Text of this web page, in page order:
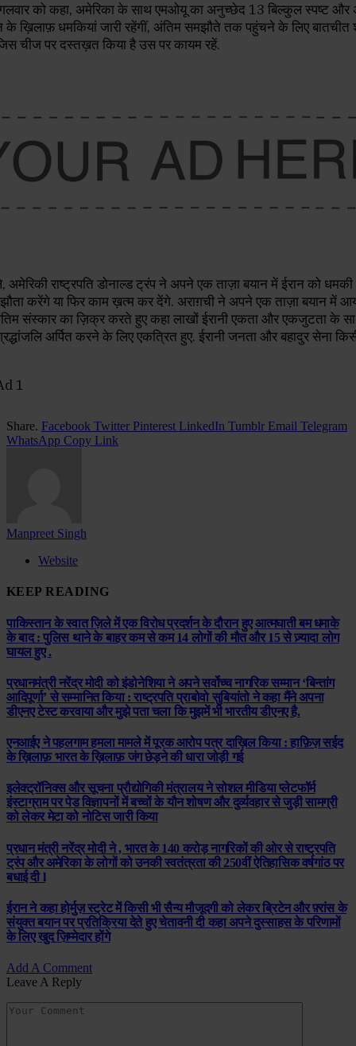
को कहा, अमेरिका के साथ एमओयू का अनुच्छेद 13 बिल्कुल स्पष्ट और
ख़िलाफ़ धमकियां जारी रहेंगीं, अंतिम समझौते तक पहुंचने के लिए बातचीत
चीज पर दस्तख़त किया है उस पर कायम रहें.
राष्ट्रपति डोनाल्ड ट्रंप ने अपने एक ताज़ा बयान में ईरान को
करेंगे या फिर काम ख़त्म कर देंगे. अराग़ची ने अपने एक ताज़ा बयान में
संस्कार का ज़िक्र करते हुए कहा लाखों ईरानी एकता और एकजुटता के
अर्पित करने के लिए एकत्रित हुए. ईरानी जनता और बहादुर सेना
Share. Facebook Twitter Pinterest LinkedIn Tumblr Email Telegram
WhatsApp Copy Link
Manpreet Singh
Website
KEEP READING
पाकिस्तान के स्वात ज़िले में एक विरोध प्रदर्शन के दौरान हुए आत्मघाती बम धमाके
के बाद : पुलिस थाने के बाहर कम से कम 14 लोगों की मौत और 15 से ज़्यादा लोग
घायल हुए .
प्रधानमंत्री नरेंद्र मोदी को इंडोनेशिया ने अपने सर्वोच्च नागरिक सम्मान ‘बिन्तांग
आदिपूर्णा’ से सम्मानित किया : राष्ट्रपति प्राबोवो सुबियांतो ने कहा मैंने अपना
डीएनए टेस्ट करवाया और मुझे पता चला कि मुझमें भी भारतीय डीएनए है.
एनआईए ने पहलगाम हमला मामले में पूरक आरोप पत्र दाख़िल किया : हाफ़िज़ सईद
के ख़िलाफ़ भारत के ख़िलाफ़ जंग छेड़ने की धारा जोड़ी गई
इलेक्ट्रॉनिक्स और सूचना प्रौद्योगिकी मंत्रालय ने सोशल मीडिया प्लेटफॉर्म
इंस्टाग्राम पर पेड विज्ञापनों में बच्चों के यौन शोषण और दुर्व्यवहार से जुड़ी सामग्री
को लेकर मेटा को नोटिस जारी किया
प्रधान मंत्री नरेंद्र मोदी ने , भारत के 140 करोड़ नागरिकों की ओर से राष्ट्रपति
ट्रंप और अमेरिका के लोगों को उनकी स्वतंत्रता की 250वीं ऐतिहासिक वर्षगांठ पर
बधाई दी l
ईरान ने कहा होर्मुज़ स्ट्रेट में किसी भी सैन्य मौजूदगी को लेकर ब्रिटेन और फ़्रांस के
संयुक्त बयान पर प्रतिक्रिया देते हुए चेतावनी दी कहा अपने दुस्साहस के परिणामों
के लिए खुद ज़िम्मेदार होंगे
Add A Comment
Leave A Reply